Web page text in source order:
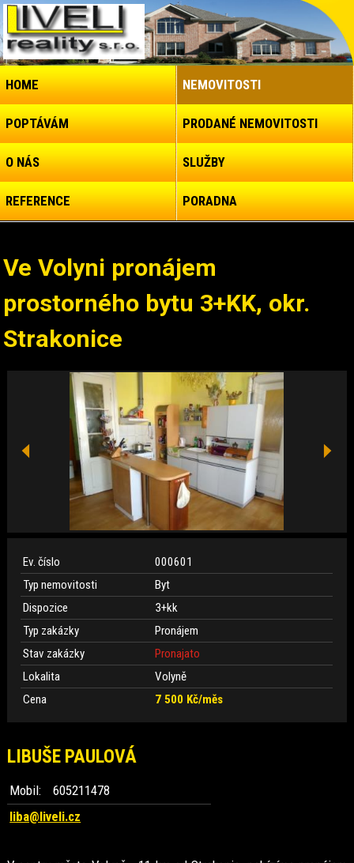
HOME NEMOVITOSTI
POPTÁVÁM PRODANÉ NEMOVITOSTI
O NÁS SLUŽBY
REFERENCE PORADNA
Ve Volyni pronájem
prostorného bytu 3+KK, okr.
Strakonice
Ev. číslo
000601
Typ nemovitosti
Byt
Dispozice
3+kk
Typ zakázky
Pronájem
Stav zakázky
Pronajato
Lokalita
Volyně
Cena
7 500 Kč/měs
LIBUŠE PAULOVÁ
Mobil:
605211478
liba@liveli.cz